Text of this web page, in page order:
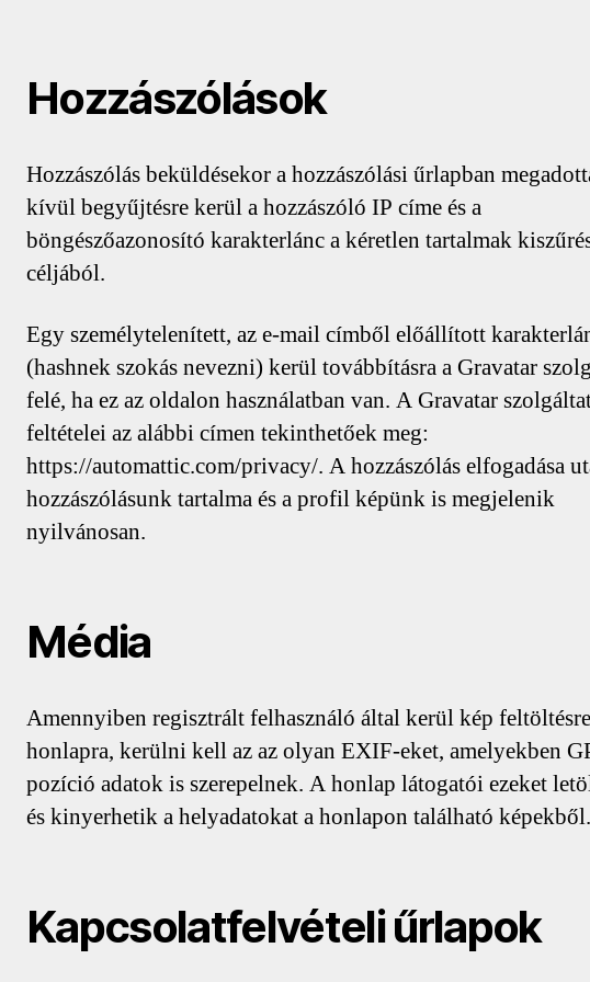
Hozzászólások
Hozzászólás beküldésekor a hozzászólási űrlapban
kívül begyűjtésre kerül a hozzászóló IP címe és a
böngészőazonosító karakterlánc a kéretlen tartalmak
céljából.
Egy személytelenített, az e-mail címből előállított
(hashnek szokás nevezni) kerül továbbításra a Gravatar
felé, ha ez az oldalon használatban van. A Gravatar
feltételei az alábbi címen tekinthetőek meg:
https://automattic.com/privacy/. A hozzászólás elfogadása
hozzászólásunk tartalma és a profil képünk is megjelenik
nyilvánosan.
Média
Amennyiben regisztrált felhasználó által kerül kép
honlapra, kerülni kell az az olyan EXIF-eket, amelyekben
pozíció adatok is szerepelnek. A honlap látogatói ezeket
és kinyerhetik a helyadatokat a honlapon található képekből.
Kapcsolatfelvételi űrlapok